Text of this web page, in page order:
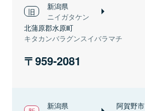
新潟県
ニイガタケン
北蒲原郡水原町
キタカンバラグンスイバラマチ
959-2081
新潟県 阿賀野市